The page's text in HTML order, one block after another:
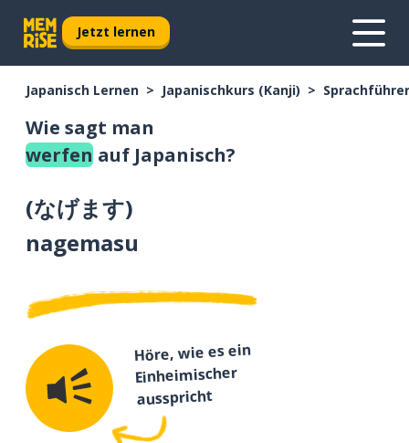
Jetzt lernen
Japanisch Lernen Japanischkurs (Kanji)
Wie sagt man
werfen auf Japanisch?
(なげます)
nagemasu
Höre, wie es ein
Einheimischer
ausspricht